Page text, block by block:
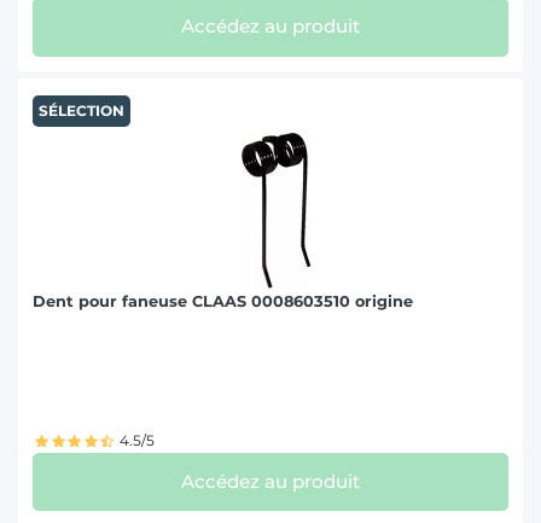
Accédez au produit
SÉLECTION
Dent pour faneuse CLAAS 0008603510 origine
4.5/5
Accédez au produit